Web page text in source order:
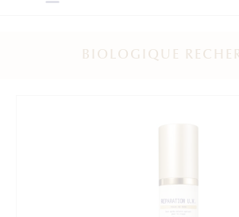
BIOLOGIQUE